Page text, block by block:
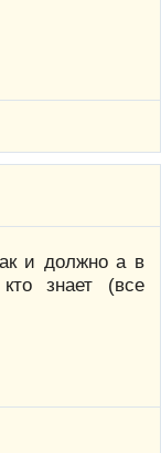
и должно а в
знает (все